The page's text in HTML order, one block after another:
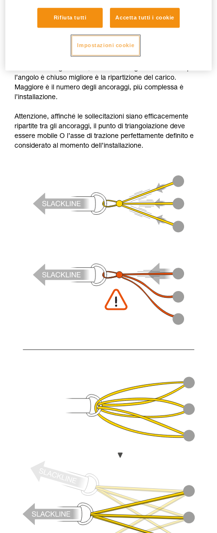
L’installazione deve consentire agli ancoraggi di assumersi
ciascuno una parte uguale delle sollecitazioni. Se un
ancoraggio è caricato più degli altri e cede, l’urto sugli altri
ancoraggi potrà farli cedere a loro volta. Esistono molte
tecniche per ripartire le sollecitazioni tra gli ancoraggi
l’angolo è chiuso migliore è la ripartizione del carico.
Maggiore è il numero degli ancoraggi, più complessa è
l’installazione.
Attenzione, affinché le sollecitazioni siano efficacemente
ripartite tra gli ancoraggi, il punto di triangolazione deve
essere mobile O l’asse di trazione perfettamente definito e
considerato al momento dell’installazione.
Rifiuta tutti Accetta tutti i cookie
Impostazioni cookie